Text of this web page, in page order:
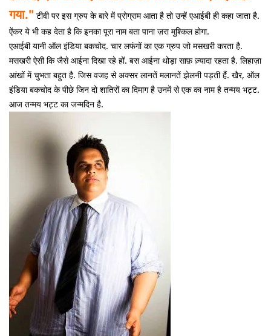
गया." टीवी पर इस ग्रुप के बारे में प्रोग्राम आता है तो उन्हें एआईबी ही कहा जाता है.
ऐंकर ये भी कह देता है कि इनका पूरा नाम बता पाना ज़रा मुश्किल होगा.
एआईबी यानी ऑल इंडिया बकचोद. चार लफंगों का एक ग्रुप जो मसखरी करता है.
मसखरी ऐसी कि जैसे आईना दिखा रहे हों. बस आईना थोड़ा साफ़ ज़्यादा रहता है. लिहाज़ा
आंखों में चुभता बहुत है. जिस वजह से अक्सर लानतें मलानतें झेलनी पड़ती हैं. खैर, ऑल
इंडिया बकचोद के पीछे जिन दो शातिरों का दिमाग है उनमें से एक का नाम है तन्मय भट्ट.
आज तन्मय भट्ट का जन्मदिन है.